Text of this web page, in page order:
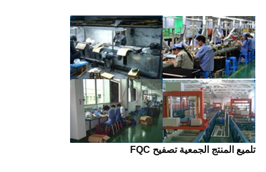
تلميع المنتج الجمعية تصفيح FQC